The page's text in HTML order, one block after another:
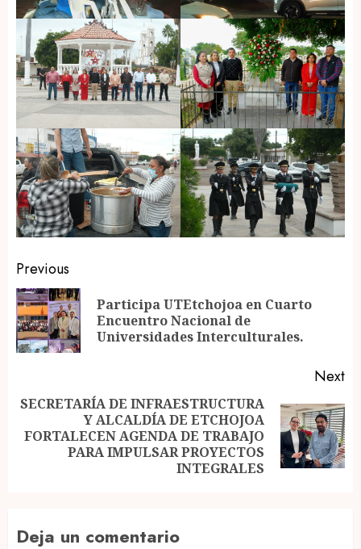
Post
navigation
Previous
Participa UTEtchojoa en Cuarto
Encuentro Nacional de
Universidades Interculturales.
Next
Next
SECRETARÍA DE INFRAESTRUCTURA
Y ALCALDÍA DE ETCHOJOA
FORTALECEN AGENDA DE TRABAJO
PARA IMPULSAR PROYECTOS
INTEGRALES
Deja un comentario